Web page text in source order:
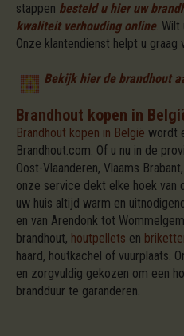
stappen besteld u hier uw
kwaliteit verhouding online. Wilt
Onze klantendienst helpt u graag
Bekijk hier de brandhout
Brandhout kopen in
Brandhout kopen in België wordt
Brandhout.com. Of u nu in de
Oost-Vlaanderen, Vlaams
onze service dekt elke hoek van
uw huis altijd warm en
en van Arendonk tot
brandhout, houtpellets en
haard, houtkachel of vuurplaats.
en zorgvuldig gekozen om een
brandduur te garanderen.